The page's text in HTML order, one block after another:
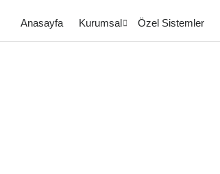
Anasayfa Kurumsal Özel Sistemler